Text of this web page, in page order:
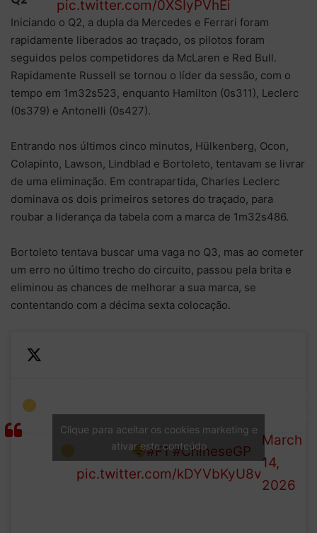
pic.twitter.com/0XSIyPVhEi
Iniciando o Q2, a dupla da Mercedes e Ferrari foram
rapidamente liberados ao traçado, os pilotos foram
seguidos pelos competidores da McLaren e Red Bull.
Rapidamente Russell se tornou o líder da sessão, com o
tempo em 1m32s523, enquanto Hamilton (0s311), Leclerc
(0s379) e Antonelli (0s427).
Entrando nos últimos cinco minutos, Hülkenberg, Ocon,
Colapinto, Lawson, Lindblad e Bortoleto, tentavam se livrar
de uma eliminação. Em contrapartida, Charles Leclerc
dominava os dois primeiros setores do traçado, para
roubar a liderança da tabela com a marca de 1m32s486.
Bortoleto tentava buscar uma vaga no Q3, mas ao cometer
um erro no último trecho do circuito, passou pela brita e
eliminou as chances de melhorar a sua marca, se
contentando com a décima sexta colocação.
YELLOWhe gets going and returns to
the pits!
#F1 #ChineseGP
pic.twitter.com/kDYVbKyU8v
1 (@F1)
March
14,
2026
Clique para aceitar os cookies marketing e
ativar este conteúdo